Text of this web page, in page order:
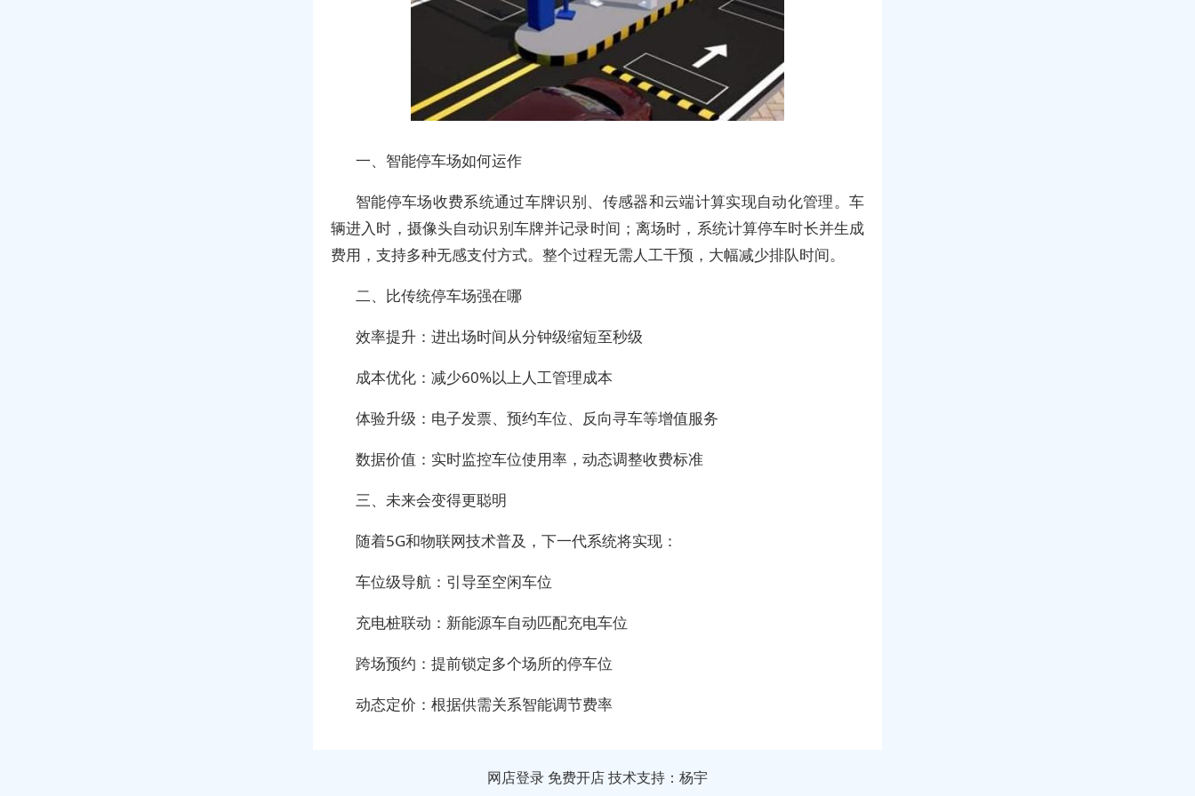
一、智能停车场如何运作
智能停车场收费系统通过车牌识别、传感器和云端计算实现自动化管理。车
辆进入时，摄像头自动识别车牌并记录时间；离场时，系统计算停车时长并生成
费用，支持多种无感支付方式。整个过程无需人工干预，大幅减少排队时间。
二、比传统停车场强在哪
效率提升：进出场时间从分钟级缩短至秒级
成本优化：减少60%以上人工管理成本
体验升级：电子发票、预约车位、反向寻车等增值服务
数据价值：实时监控车位使用率，动态调整收费标准
三、未来会变得更聪明
随着5G和物联网技术普及，下一代系统将实现：
车位级导航：引导至空闲车位
充电桩联动：新能源车自动匹配充电车位
跨场预约：提前锁定多个场所的停车位
动态定价：根据供需关系智能调节费率
网店登录 免费开店技术支持：杨宇